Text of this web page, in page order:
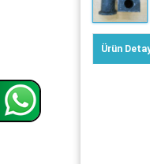
Ürün